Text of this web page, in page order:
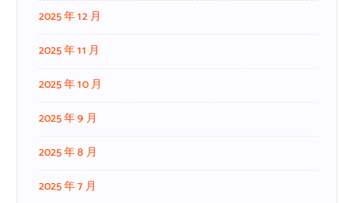
2025 年 12 月
2025 年 11 月
2025 年 10 月
2025 年 9 月
2025 年 8 月
2025 年 7 月